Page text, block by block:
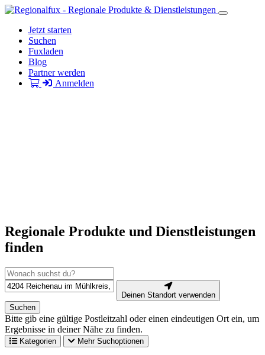
Jetzt starten
Suchen
Fuxladen
Blog
Partner werden
Anmelden
Regionale Produkte und Dienstleistungen
finden
Deinen Standort verwenden
Suchen
Bitte gib eine gültige Postleitzahl oder einen eindeutigen Ort ein, um
Ergebnisse in deiner Nähe zu finden.
Kategorien Mehr Suchoptionen